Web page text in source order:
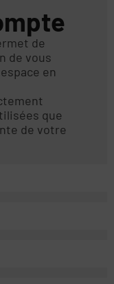
de
de vous
en
que
de votre